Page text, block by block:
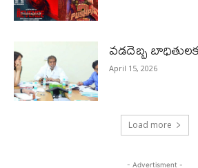
వడదెబ్బ
April 15, 2026
Load more
- Advertisment -